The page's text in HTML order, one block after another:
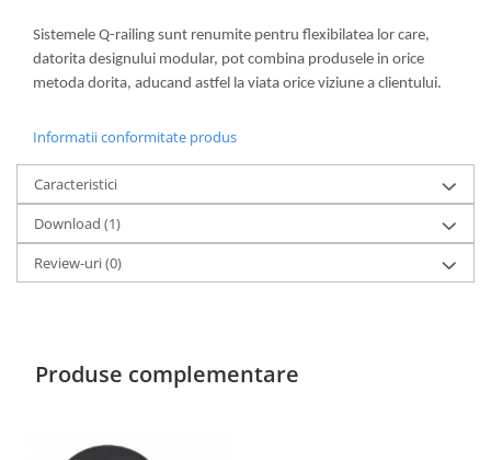
Sistemele Q-railing sunt renumite pentru flexibilatea lor care,
datorita designului modular, pot combina produsele in orice
metoda dorita, aducand astfel la viata orice viziune a clientului.
Informatii conformitate produs
Caracteristici
Download (1)
Review-uri(0)
Produse complementare